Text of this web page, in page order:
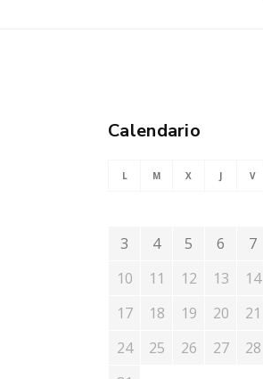
Calendario
L M X J V
3
4 5 6 7
10
11 12 13 14
17
18 19 20 21
24
25 26 27 28